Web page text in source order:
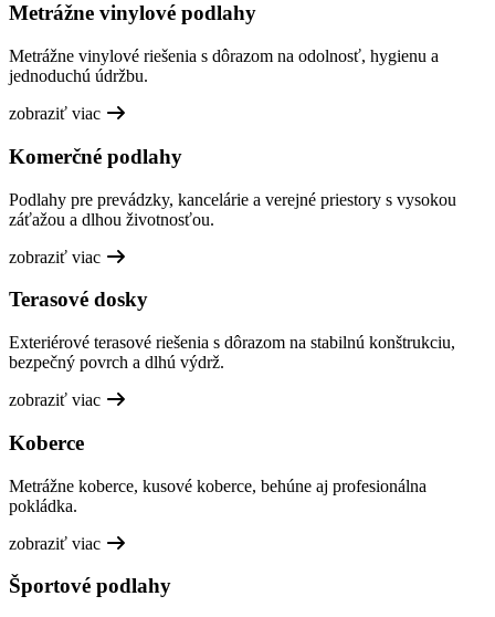
Metrážne vinylové podlahy
Metrážne vinylové riešenia s dôrazom na odolnosť, hygienu a
jednoduchú údržbu.
zobraziť viac
Komerčné podlahy
Podlahy pre prevádzky, kancelárie a verejné priestory s vysokou
záťažou a dlhou životnosťou.
zobraziť viac
Terasové dosky
Exteriérové terasové riešenia s dôrazom na stabilnú konštrukciu,
bezpečný povrch a dlhú výdrž.
zobraziť viac
Koberce
Metrážne koberce, kusové koberce, behúne aj profesionálna
pokládka.
zobraziť viac
Športové podlahy